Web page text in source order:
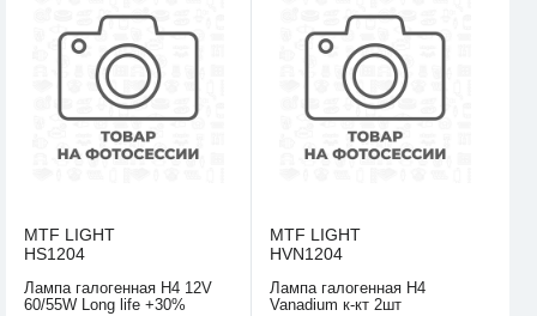
MTF LIGHT
HS1204
Лампа галогенная H4 12V
60/55W Long life +30%
MTF LIGHT
HVN1204
Лампа галогенная H4
Vanadium к-кт 2шт